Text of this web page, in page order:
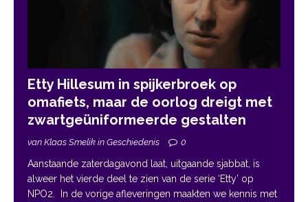
Etty Hillesum in spijkerbroek op
omafiets, maar de oorlog dreigt met
zwartgeüniformeerde gestalten
van Klaas Smelik in Geschiedenis 0
Aanstaande zaterdagavond laat, uitgaande sjabbat, is
alweer het vierde deel te zien van de serie ‘Etty’ op
NPO2. In de vorige afleveringen maakten we kennis met